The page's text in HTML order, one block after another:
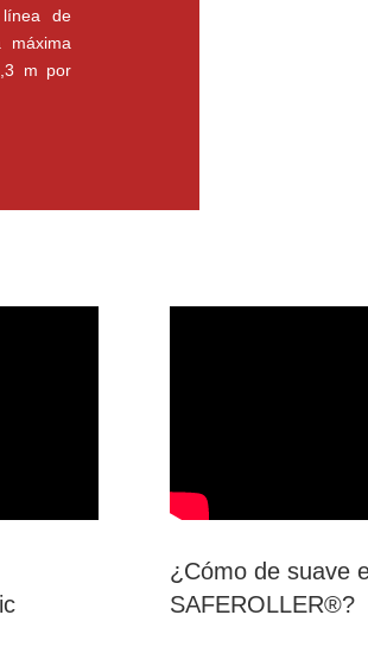
de
máxima
m por
¿Cómo de suave
SAFEROLLER®?